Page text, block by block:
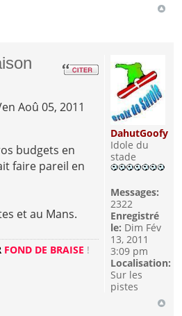
Aoû 05, 2011
budgets en
faire pareil en
et au Mans.
FOND DE BRAISE !
DahutGoofy
Idole du
stade
Messages:
2322
Enregistré
le: Dim Fév
13, 2011
3:09 pm
Localisation:
Sur les
pistes